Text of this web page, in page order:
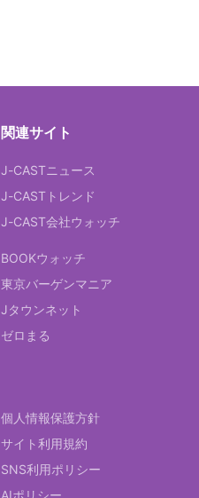
関連サイト
J-CASTニュース
J-CASTトレンド
J-CAST会社ウォッチ
BOOKウォッチ
東京バーゲンマニア
Jタウンネット
ゼロまる
個人情報保護方針
サイト利用規約
SNS利用ポリシー
AIポリシー